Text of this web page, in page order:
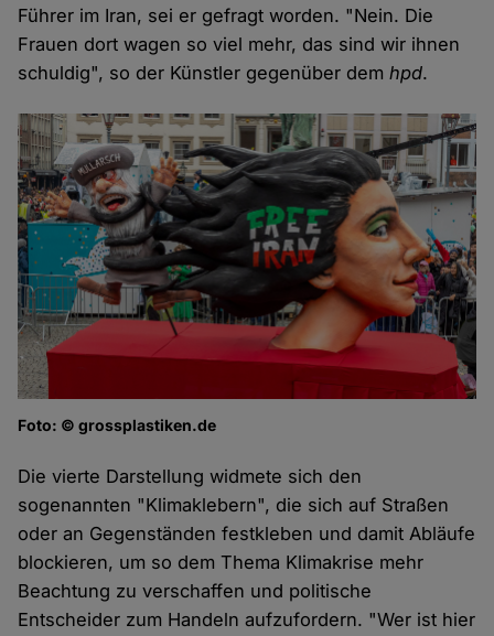
Führer im Iran, sei er gefragt worden. "Nein. Die
Frauen dort wagen so viel mehr, das sind wir ihnen
schuldig", so der Künstler gegenüber demhpd.
Foto: © grossplastiken.de
Die vierte Darstellung widmete sich den
sogenannten "Klimaklebern", die sich auf Straßen
oder an Gegenständen festkleben und damit Abläufe
blockieren, um so dem Thema Klimakrise mehr
Beachtung zu verschaffen und politische
Entscheider zum Handeln aufzufordern. "Wer ist hier